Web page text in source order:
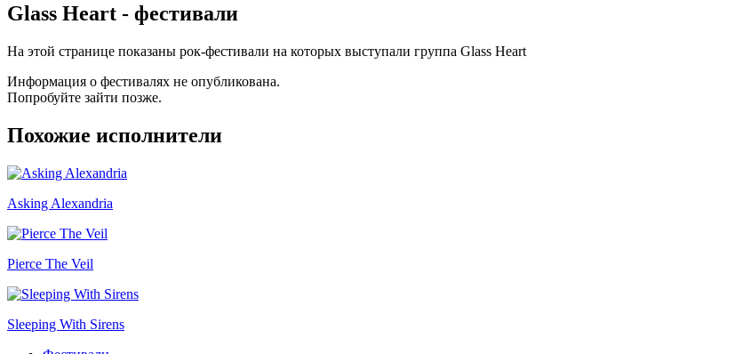
Glass Heart - фестивали
На этой странице показаны рок-фестивали на которых выступали группа Glass Heart
Информация о фестивалях не опубликована.
Попробуйте зайти позже.
Похожие исполнители
Asking Alexandria
Pierce The Veil
Sleeping With Sirens